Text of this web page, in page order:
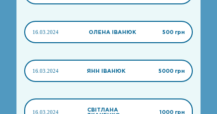
16.03.2024 ОЛЕНА ІВАНЮК 500 грн
16.03.2024 ЯНН ІВАНЮК 5000 грн
16.03.2024
СВІТЛАНА
1000 грн